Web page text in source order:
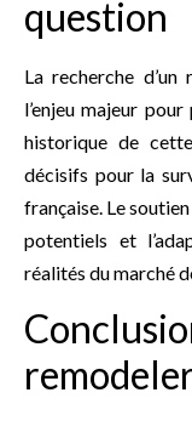
question
La recherche
l’enjeu majeur
historique de
décisifs pour la
française. Le
potentiels et
réalités du marché